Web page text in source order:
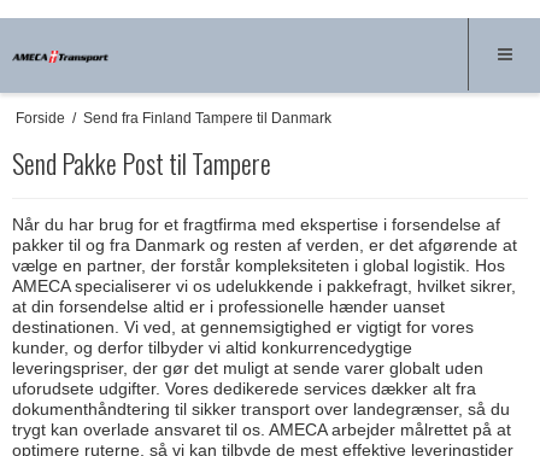
Forside / Send fra Finland Tampere til Danmark
Send Pakke Post til Tampere
Når du har brug for et fragtfirma med ekspertise i forsendelse af
pakker til og fra Danmark og resten af verden, er det afgørende at
vælge en partner, der forstår kompleksiteten i global logistik. Hos
AMECA specialiserer vi os udelukkende i pakkefragt, hvilket sikrer,
at din forsendelse altid er i professionelle hænder uanset
destinationen. Vi ved, at gennemsigtighed er vigtigt for vores
kunder, og derfor tilbyder vi altid konkurrencedygtige
leveringspriser, der gør det muligt at sende varer globalt uden
uforudsete udgifter. Vores dedikerede services dækker alt fra
dokumenthåndtering til sikker transport over landegrænser, så du
trygt kan overlade ansvaret til os. AMECA arbejder målrettet på at
optimere ruterne, så vi kan tilbyde de mest effektive leveringstider